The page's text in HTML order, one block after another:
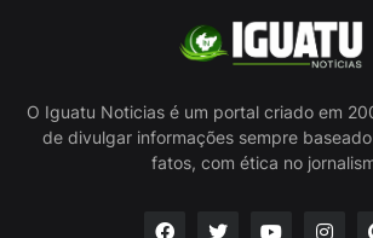
O Iguatu Noticias é um portal criado em
de divulgar informações sempre
fatos, com ética no